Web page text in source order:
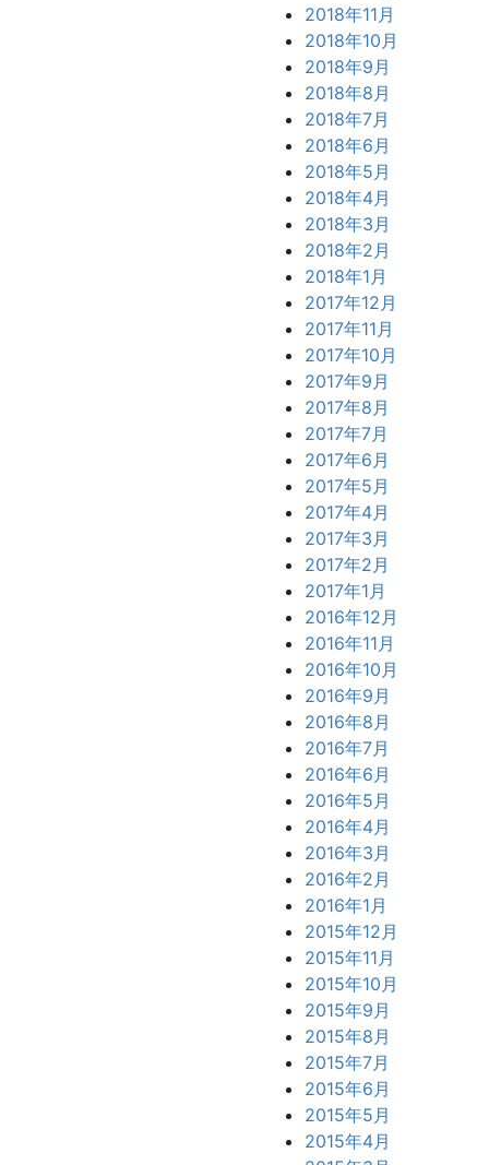
2018年11月
2018年10月
2018年9月
2018年8月
2018年7月
2018年6月
2018年5月
2018年4月
2018年3月
2018年2月
2018年1月
2017年12月
2017年11月
2017年10月
2017年9月
2017年8月
2017年7月
2017年6月
2017年5月
2017年4月
2017年3月
2017年2月
2017年1月
2016年12月
2016年11月
2016年10月
2016年9月
2016年8月
2016年7月
2016年6月
2016年5月
2016年4月
2016年3月
2016年2月
2016年1月
2015年12月
2015年11月
2015年10月
2015年9月
2015年8月
2015年7月
2015年6月
2015年5月
2015年4月